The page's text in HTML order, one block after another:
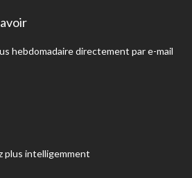
hebdomadaire directement par e-mail
plus intelligemment